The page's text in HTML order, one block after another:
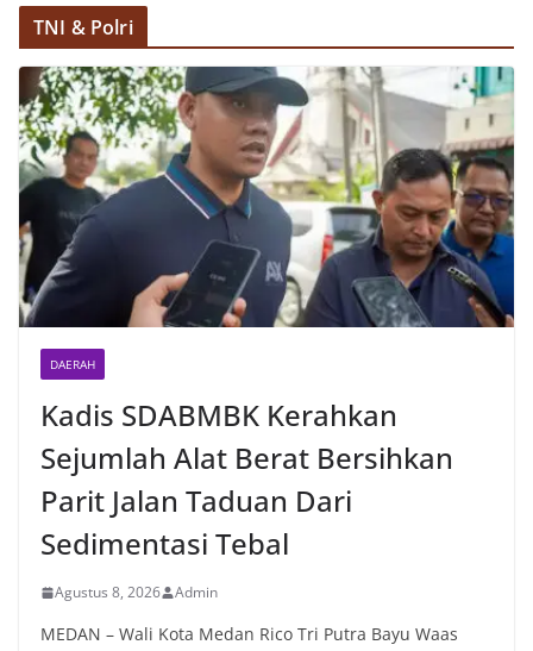
TNI & Polri
DAERAH
Kadis SDABMBK Kerahkan
Sejumlah Alat Berat Bersihkan
Parit Jalan Taduan Dari
Sedimentasi Tebal
Agustus 8, 2026 Admin
MEDAN – Wali Kota Medan Rico Tri Putra Bayu Waas